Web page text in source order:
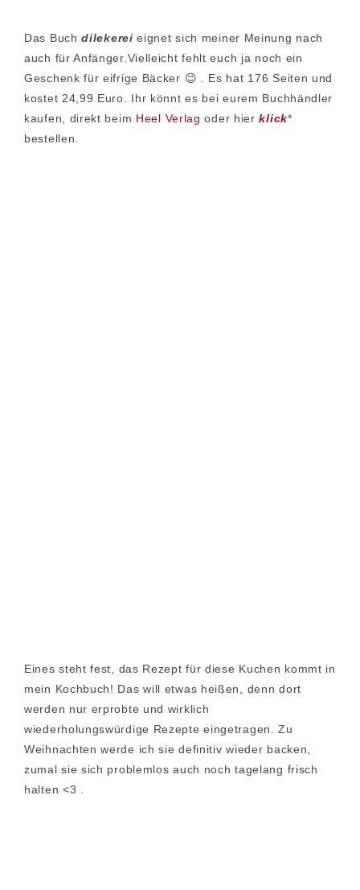
Das Buchdilekerei eignet sich meiner Meinung nach
auch für Anfänger.Vielleicht fehlt euch ja noch ein
Geschenk für eifrige Bäcker 😉 . Es hat 176 Seiten und
kostet 24,99 Euro. Ihr könnt es bei eurem Buchhändler
kaufen, direkt beim Heel Verlag oder hierklick*
bestellen.
Eines steht fest, das Rezept für diese Kuchen kommt in
mein Kochbuch! Das will etwas heißen, denn dort
werden nur erprobte und wirklich
wiederholungswürdige Rezepte eingetragen. Zu
Weihnachten werde ich sie definitiv wieder backen,
zumal sie sich problemlos auch noch tagelang frisch
halten <3 .